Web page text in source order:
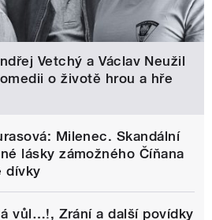
Vetchý a Václav Neužil
o životě hrou a hře
Milenec. Skandální
lásky zámožného Číňana
dívky
vůl…!, Zrání a další povídky